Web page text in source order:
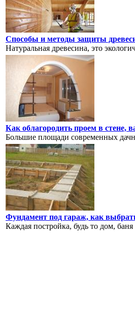
Способы и методы защиты
Натуральная древесина, это
Как облагородить проем в стене,
Большие площади современных
Фундамент под гараж, как
Каждая постройка, будь то дом,